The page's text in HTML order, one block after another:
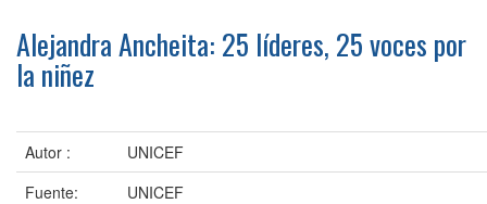
Alejandra Ancheita: 25 líderes, 25 voces por
la niñez
Autor :
UNICEF
Fuente:
UNICEF